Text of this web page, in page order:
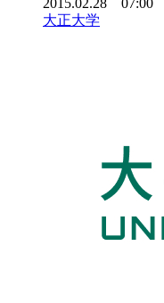
2015.02.28 07:00
大正大学